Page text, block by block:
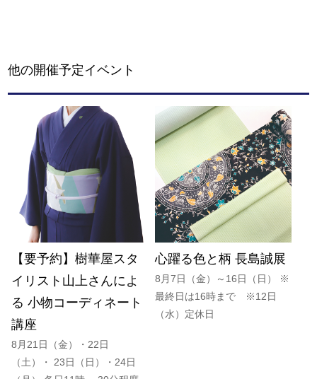
他の開催予定イベント
【要予約】樹華屋スタ
イリスト山上さんによ
る 小物コーディネート
講座
8月21日（金）・22日
（土）・ 23日（日）・24日
心躍る色と柄 長島誠展
8月7日（金）～16日（日） ※
最終日は16時まで ※12日
（水）定休日